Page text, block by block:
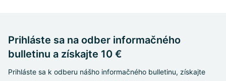
Prihláste sa na odber informačného
bulletinu a získajte 10 €
Prihláste sa k odberu nášho informačného bulletinu, získajte